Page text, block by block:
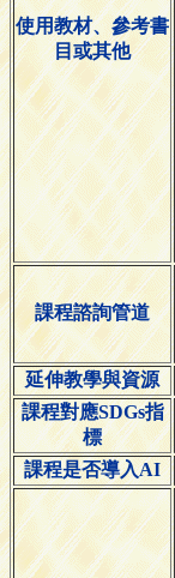
使用教材、參考書
目或其他
課程諮詢管道
延伸教學與資源
課程對應SDGs指
標
課程是否導入AI